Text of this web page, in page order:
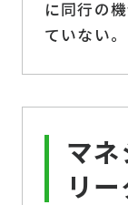
に同行の
ていない。
マ
リ